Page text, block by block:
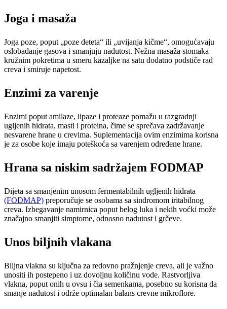
Joga i masaža
Joga poze, poput „poze deteta“ ili „uvijanja kičme“, omogućavaju
oslobađanje gasova i smanjuju nadutost. Nežna masaža stomaka
kružnim pokretima u smeru kazaljke na satu dodatno podstiče rad
creva i smiruje napetost.
Enzimi za varenje
Enzimi poput amilaze, lipaze i proteaze pomažu u razgradnji
ugljenih hidrata, masti i proteina, čime se sprečava zadržavanje
nesvarene hrane u crevima. Suplementacija ovim enzimima korisna
je za osobe koje imaju poteškoća sa varenjem određene hrane.
Hrana sa niskim sadržajem FODMAP
Dijeta sa smanjenim unosom fermentabilnih ugljenih hidrata
(FODMAP) preporučuje se osobama sa sindromom iritabilnog
creva. Izbegavanje namirnica poput belog luka i nekih voćki može
značajno smanjiti simptome, odnosno nadutost i grčeve.
Unos biljnih vlakana
Biljna vlakna su ključna za redovno pražnjenje creva, ali je važno
unositi ih postepeno i uz dovoljnu količinu vode. Rastvorljiva
vlakna, poput onih u ovsu i čia semenkama, posebno su korisna da
smanje nadutost i održe optimalan balans crevne mikroflore.